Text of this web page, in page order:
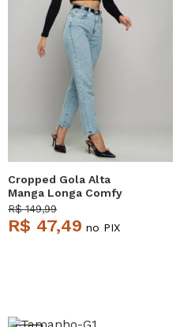
Cropped Gola Alta
Manga Longa Comfy
Malha Canelada Preto
Salvatore
R$ 149,99
R$ 47,49 no PIX